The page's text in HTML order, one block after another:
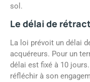
sol.
Le délai de
La loi prévoit un délai
acquéreurs. Pour un
délai est fixé à 10
réfléchir à son